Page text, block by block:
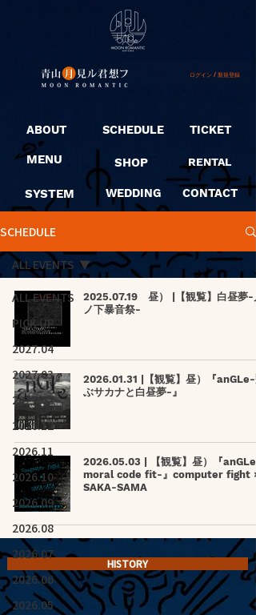
ログイン / 新規登録
ABOUT
MENU
SYSTEM
SCHEDULE
SHOP
WEDDING
TICKET
RENTAL
CONTACT
SCHEDULE
ALL EVENTS
PICK UP
2027.04
2027.03
2027.02
2026.12
2026.11
2026.10
2026.09
2026.08
2026.07
2026.06
2026.05
ALL EVENTS
2025.07.19 昼） |【観覧】白昼夢-
ノ下暴音祭-
2026.01.31 |【観覧】昼）『anGLe-
ぶサカナと白昼夢-』
2026.05.03 | 【観覧】昼）『anGLe
moral code fit-』computer fight ×
SAKA-SAMA
HISTORY